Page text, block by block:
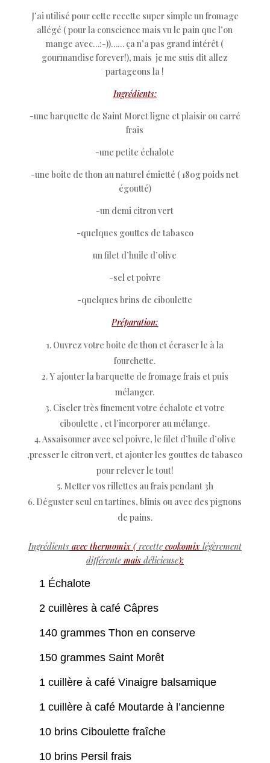
J’ai utilisé pour cette recette super simple un fromage
allégé ( pour la conscience mais vu le pain que l’on
mange avec…:-))…… ça n’a pas grand intérêt (
gourmandise forever!), mais je me suis dit allez
partageons la !
Ingrédients:
-une barquette de Saint Moret ligne et plaisir ou carré
frais
-une petite échalote
-une boite de thon au naturel émietté ( 180g poids net
égoutté)
-un demi citron vert
-quelques gouttes de tabasco
un filet d’huile d’olive
-sel et poivre
-quelques brins de ciboulette
Préparation:
Ouvrez votre boite de thon et écraser le à la
fourchette.
Y ajouter la barquette de fromage frais et puis
mélanger.
Ciseler très finement votre échalote et votre
ciboulette , et l’incorporer au mélange.
Assaisonner avec sel poivre, le filet d’huile d’olive
,presser le citron vert, et ajouter les gouttes de tabasco
pour relever le tout!
Metter vos rillettes au frais pendant 3h
Déguster seul en tartines, blinis ou avec des pignons
de pains.
Ingrédientsavec thermomix (recettecookomix légèrement
différentemais délicieuse):
1 Échalote
2 cuillères à café Câpres
140 grammes Thon en conserve
150 grammes Saint Morêt
1 cuillère à café Vinaigre balsamique
1 cuillère à café Moutarde à l’ancienne
10 brins Ciboulette fraîche
10 brins Persil frais